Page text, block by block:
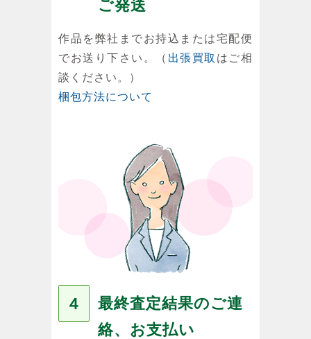
ご発送
作品を弊社までお持込または宅配便
でお送り下さい。（ 出張買取 はご相
談ください。）
梱包方法について
４
最終査定結果のご連
絡、お支払い